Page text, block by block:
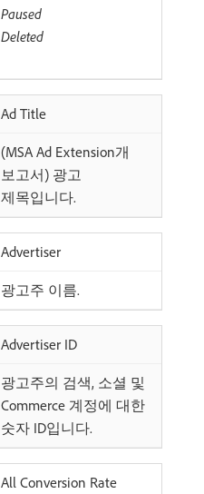
Paused
Deleted
Ad Title
(MSA Ad Extension개
보고서) 광고
제목입니다.
Advertiser
광고주 이름.
Advertiser ID
광고주의 검색, 소셜 및
Commerce 계정에 대한
숫자 ID입니다.
All Conversion Rate